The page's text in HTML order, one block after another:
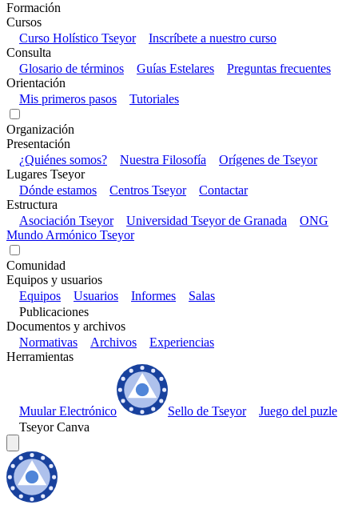
Formación
Cursos
Curso Holístico Tseyor
Inscríbete a nuestro curso
Consulta
Glosario de términos
Guías Estelares
Preguntas frecuentes
Orientación
Mis primeros pasos
Tutoriales
Organización
Presentación
¿Quiénes somos?
Nuestra Filosofía
Orígenes de Tseyor
Lugares Tseyor
Dónde estamos
Centros Tseyor
Contactar
Estructura
Asociación Tseyor
Universidad Tseyor de Granada
ONG
Mundo Armónico Tseyor
Comunidad
Equipos y usuarios
Equipos
Usuarios Informes
Salas
Publicaciones
Documentos y archivos
Normativas
Archivos
Experiencias
Herramientas
Muular Electrónico Sello de Tseyor
Juego del puzle
Tseyor Canva